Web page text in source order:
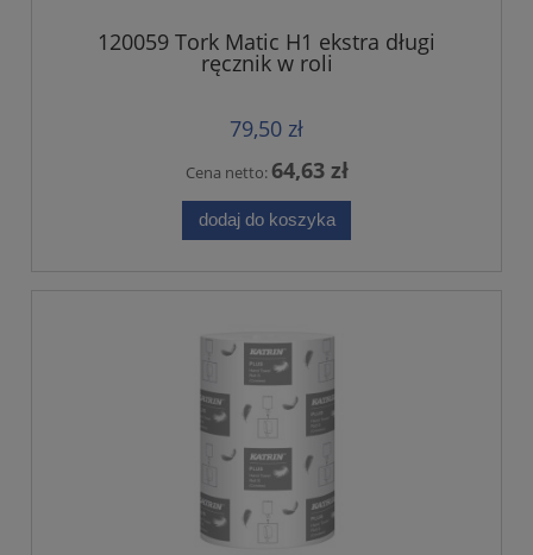
120059 Tork Matic H1 ekstra długi
ręcznik w roli
79,50 zł
Cena netto:64,63 zł
dodaj do koszyka